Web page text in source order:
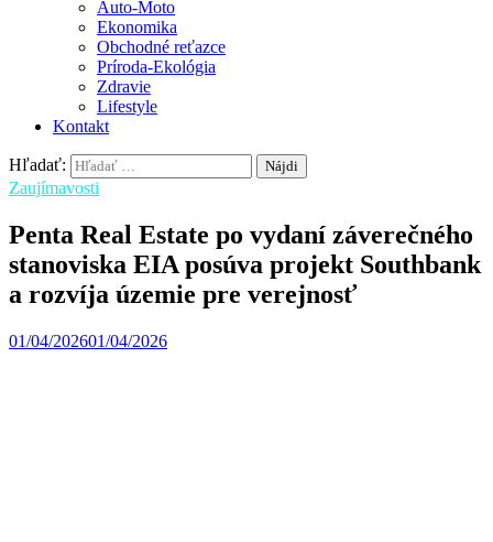
Auto-Moto
Ekonomika
Obchodné reťazce
Príroda-Ekológia
Zdravie
Lifestyle
Kontakt
Hľadať:
Zaujímavosti
Penta Real Estate po vydaní záverečného
stanoviska EIA posúva projekt Southbank
a rozvíja územie pre verejnosť
01/04/202601/04/2026